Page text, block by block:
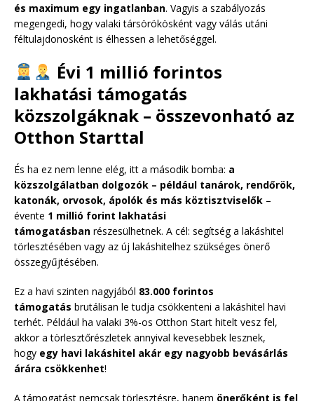
és maximum egy ingatlanban. Vagyis a szabályozás
megengedi, hogy valaki társörökösként vagy válás utáni
féltulajdonosként is élhessen a lehetőséggel.
Évi 1 millió forintos
lakhatási támogatás
közszolgáknak – összevonható az
Otthon Starttal
És ha ez nem lenne elég, itt a második bomba: a
közszolgálatban dolgozók – például tanárok, rendőrök,
katonák, orvosok, ápolók és más köztisztviselők –
évente 1 millió forint lakhatási
támogatásban részesülhetnek. A cél: segítség a lakáshitel
törlesztésében vagy az új lakáshitelhez szükséges önerő
összegyűjtésében.
Ez a havi szinten nagyjából 83.000 forintos
támogatás brutálisan le tudja csökkenteni a lakáshitel havi
terhét. Például ha valaki 3%-os Otthon Start hitelt vesz fel,
akkor a törlesztőrészletek annyival kevesebbek lesznek,
hogy egy havi lakáshitel akár egy nagyobb bevásárlás
árára csökkenhet!
A támogatást nemcsak törlesztésre, hanem önerőként is fel